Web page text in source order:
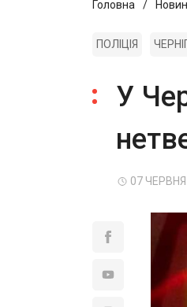
Головна
ПОЛІЦІЯ
У
07 ЧЕРВНЯ